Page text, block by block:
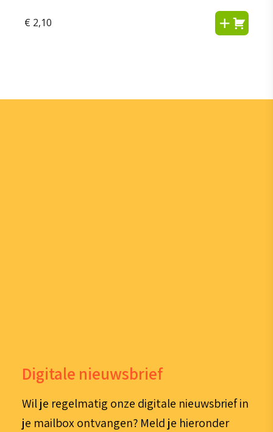
€ 2,10
Digitale nieuwsbrief
Wil je regelmatig onze digitale nieuwsbrief in
je mailbox ontvangen? Meld je hieronder